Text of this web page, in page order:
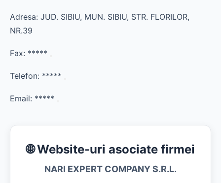
Adresa: JUD. SIBIU, MUN. SIBIU, STR. FLORILOR,
NR.39
Fax: *****
Telefon: *****
Email: *****
🌐 Website-uri asociate firmei
NARI EXPERT COMPANY S.R.L.